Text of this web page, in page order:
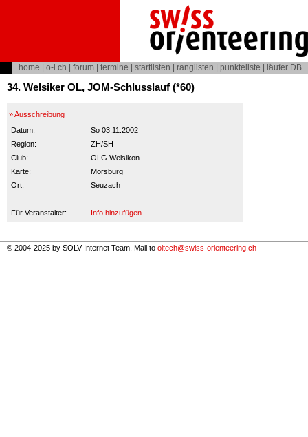
home o-l.ch forum termine startlisten ranglisten punkteliste läufer DB
34. Welsiker OL, JOM-Schlusslauf (*60)
» Ausschreibung
Datum:
So 03.11.2002
Region:
ZH/SH
Club:
OLG Welsikon
Karte:
Mörsburg
Ort:
Seuzach
Für Veranstalter: Info hinzufügen
© 2004-2025 by SOLV Internet Team. Mail to oltech@swiss-orienteering.ch